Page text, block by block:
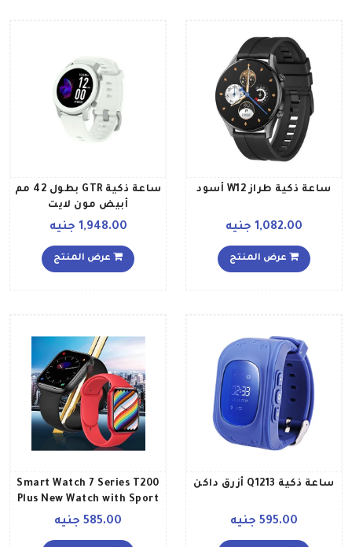
ساعة ذكية طراز W12 أسود
1,082.00 جنيه
عرض المنتج
ساعة ذكية GTR بطول 42 مم
أبيض مون لايت
1,948.00 جنيه
عرض المنتج
ساعة ذكية Q1213 أزرق داكن
595.00 جنيه
Smart Watch 7 Series T200
Plus New Watch with Sport
Band black
585.00 جنيه